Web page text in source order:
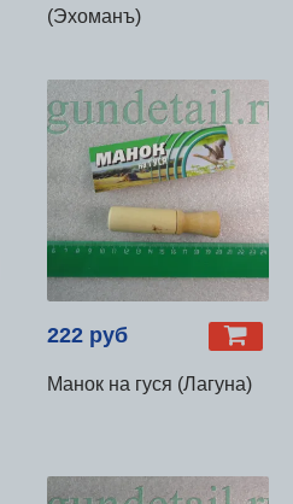
(Эхоманъ)
222 руб
Манок на гуся (Лагуна)